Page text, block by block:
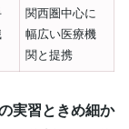
関西圏中心に
幅広い医療機
関と提携
実習ときめ細か